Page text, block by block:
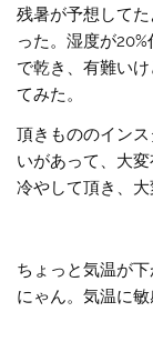
残暑が予想して
った。湿度が
で乾き、有難い
てみた。
頂きもののイン
いがあって、大
冷やして頂き、
ちょっと気温が
にゃん。気温に